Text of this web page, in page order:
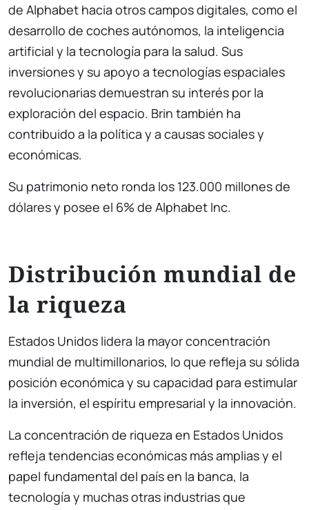
de Alphabet hacia otros campos digitales, como el
desarrollo de coches autónomos, la inteligencia
artificial y la tecnología para la salud. Sus
inversiones y su apoyo a tecnologías espaciales
revolucionarias demuestran su interés por la
exploración del espacio. Brin también ha
contribuido a la política y a causas sociales y
económicas.
Su patrimonio neto ronda los 123.000 millones de
dólares y posee el 6% de Alphabet Inc.
Distribución mundial de
la riqueza
Estados Unidos lidera la mayor concentración
mundial de multimillonarios, lo que refleja su sólida
posición económica y su capacidad para estimular
la inversión, el espíritu empresarial y la innovación.
La concentración de riqueza en Estados Unidos
refleja tendencias económicas más amplias y el
papel fundamental del país en la banca, la
tecnología y muchas otras industrias que